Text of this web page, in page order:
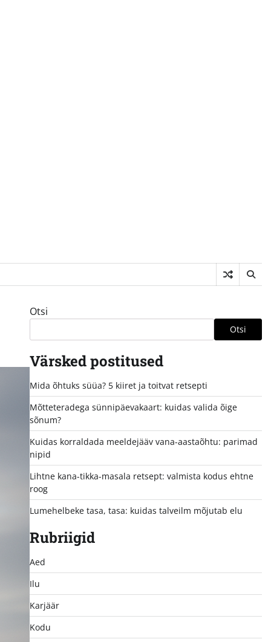
Otsi
Otsi
Värsked postitused
Mida õhtuks süüa? 5 kiiret ja toitvat retsepti
Mõtteteradega sünnipäevakaart: kuidas valida õige
sõnum?
Kuidas korraldada meeldejääv vana-aastaõhtu: parimad
nipid
Lihtne kana-tikka-masala retsept: valmista kodus ehtne
roog
Lumehelbeke tasa, tasa: kuidas talveilm mõjutab elu
Rubriigid
Aed
Ilu
Karjäär
Kodu